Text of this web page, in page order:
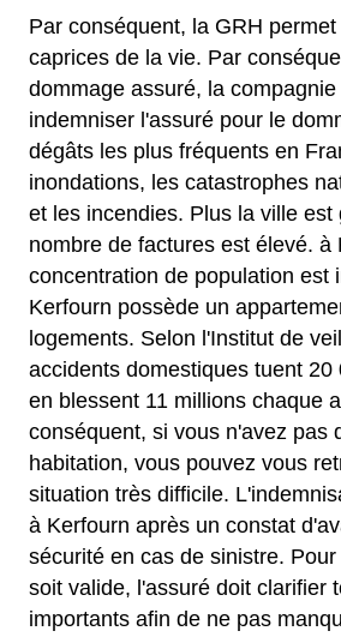
Par conséquent, la GRH
caprices de la vie. Par
dommage assuré, la
indemniser l'assuré pour le
dégâts les plus fréquents en
inondations, les catastrophes
et les incendies. Plus la ville est
nombre de factures est élevé. à
concentration de population est
Kerfourn possède un
logements. Selon l'Institut de
accidents domestiques tuent 20
en blessent 11 millions chaque
conséquent, si vous n'avez pas
habitation, vous pouvez vous
situation très difficile.
à Kerfourn après un constat
sécurité en cas de sinistre.
soit valide, l'assuré doit clarifier
importants afin de ne pas